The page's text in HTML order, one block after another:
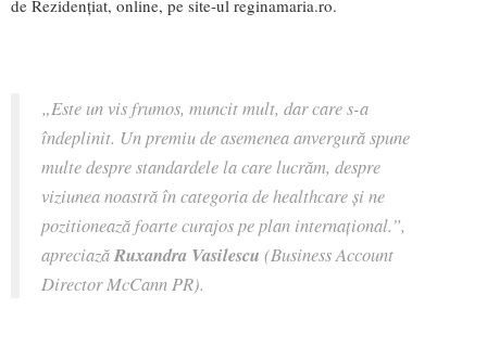
de Rezidențiat, online, pe site-ul reginamaria.ro.
„Este un vis frumos, muncit mult, dar care s-a
îndeplinit. Un premiu de asemenea anvergură spune
multe despre standardele la care lucrăm, despre
viziunea noastră în categoria de healthcare și ne
pozitionează foarte curajos pe plan internațional.”,
apreciazăRuxandra Vasilescu (Business Account
Director McCann PR).